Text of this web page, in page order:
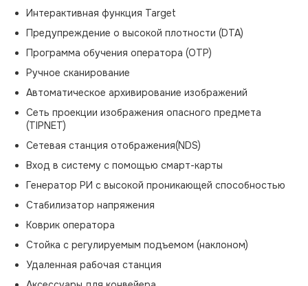
Интерактивная функция Target
Предупреждение о высокой плотности (DTA)
Программа обучения оператора (OTP)
Ручное сканирование
Автоматическое архивирование изображений
Сеть проекции изображения опасного предмета
(TIPNET)
Сетевая станция отображения(NDS)
Вход в систему с помощью смарт-карты
Генератор РИ с высокой проникающей способностью
Стабилизатор напряжения
Коврик оператора
Стойка с регулируемым подъемом (наклоном)
Удаленная рабочая станция